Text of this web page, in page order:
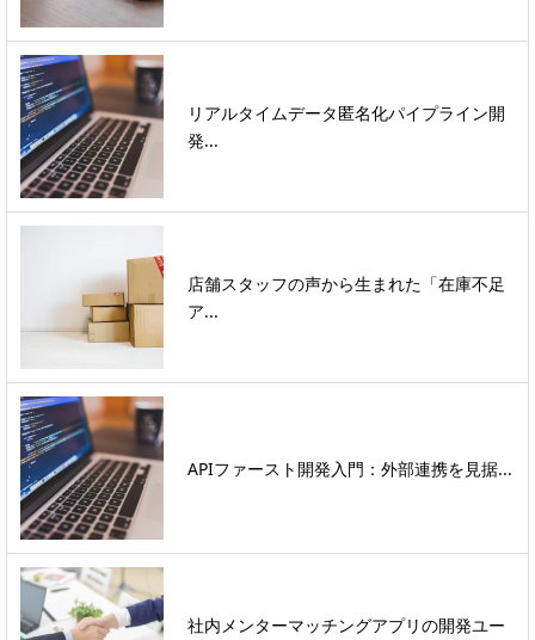
リアルタイムデータ匿名化パイプライン開
発...
店舗スタッフの声から生まれた「在庫不足
ア...
APIファースト開発入門：外部連携を見据...
社内メンターマッチングアプリの開発ユー